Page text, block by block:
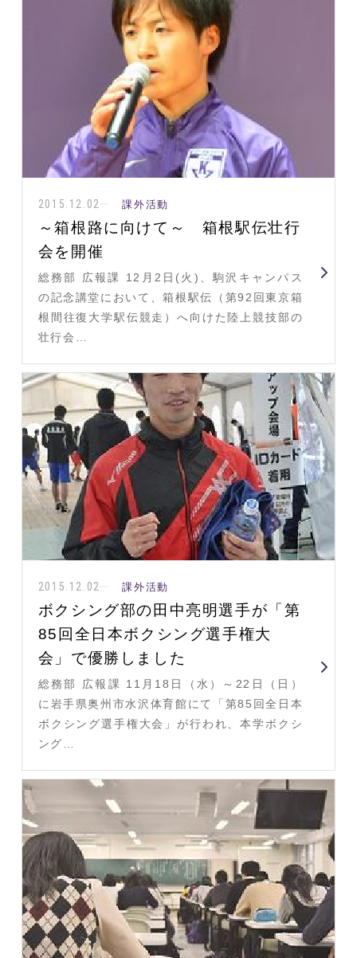
2015.12.02 課外活動
～箱根路に向けて～ 箱根駅伝壮行
会を開催
総務部 広報課 12月2日(火)、駒沢キャンパス
の記念講堂において、箱根駅伝（第92回東京箱
根間往復大学駅伝競走）へ向けた陸上競技部の
壮行会…
2015.12.02 課外活動
ボクシング部の田中亮明選手が「第
85回全日本ボクシング選手権大
会」で優勝しました
総務部 広報課 11月18日（水）～22日（日）
に岩手県奥州市水沢体育館にて「第85回全日本
ボクシング選手権大会」が行われ、本学ボクシ
ング…